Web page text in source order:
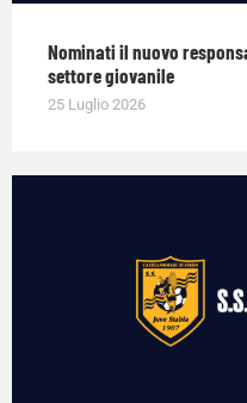
Nominati il nuovo
settore giovanile
25 Luglio 2026